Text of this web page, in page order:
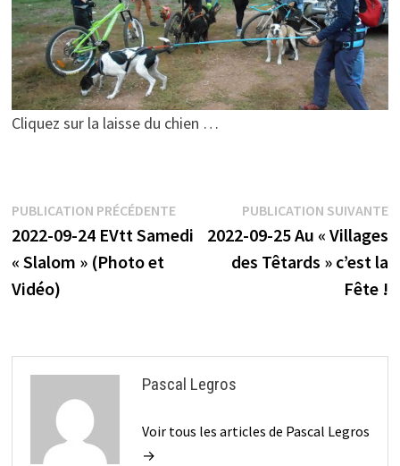
Cliquez sur la laisse du chien …
Navigation
de
l’article
PUBLICATION PRÉCÉDENTEPublication
précédente :
2022-09-24 EVtt Samedi
« Slalom » (Photo et
Vidéo)
PUBLICATION SUIVANTE
2022-09-25 Au « Villages
des Têtards » c’est la
Fête !
Pascal Legros
Voir tous les articles de Pascal Legros
→